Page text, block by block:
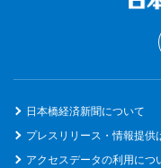
日本橋経済新聞について
プレスリリース・情報提供
アクセスデータの利用につ